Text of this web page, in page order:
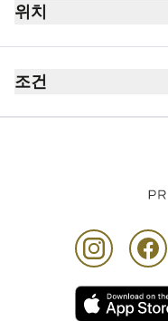
위치
출발
보안 검사대 통과 전
조건
금연(전자 담배 포함)
라운지를 이용하려
출발이 확정된 탑승
예정된 항공편 출발
최대 이용 시간: 3시간